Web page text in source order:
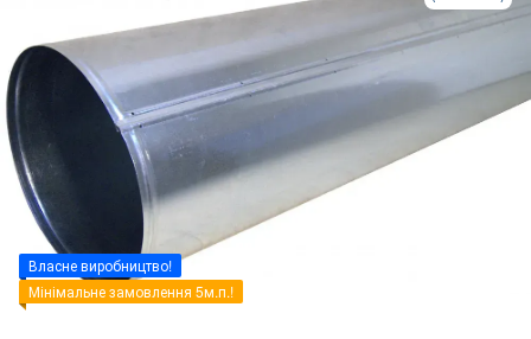
Власне виробництво!
Мінімальне замовлення 5м.п.!